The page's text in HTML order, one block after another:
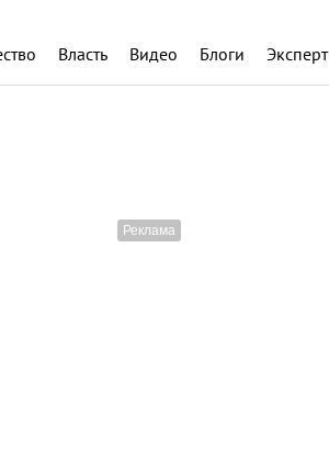
Власть Видео Блоги Эксперт